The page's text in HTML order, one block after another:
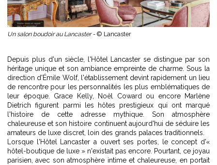
Un salon boudoir au Lancaster - © Lancaster
Depuis plus d'un siècle, l'Hôtel Lancaster se distingue par son
héritage unique et son ambiance empreinte de charme. Sous la
direction d'Émile Wolf, l'établissement devint rapidement un lieu
de rencontre pour les personnalités les plus emblématiques de
leur époque. Grace Kelly, Noël Coward ou encore Marlène
Dietrich figurent parmi les hôtes prestigieux qui ont marqué
l'histoire de cette adresse mythique. Son atmosphère
chaleureuse et son histoire continuent aujourd'hui de séduire les
amateurs de luxe discret, loin des grands palaces traditionnels.
Lorsque l'Hôtel Lancaster a ouvert ses portes, le concept d'«
hôtel-boutique de luxe » n'existait pas encore. Pourtant, ce joyau
parisien, avec son atmosphère intime et chaleureuse, en portait